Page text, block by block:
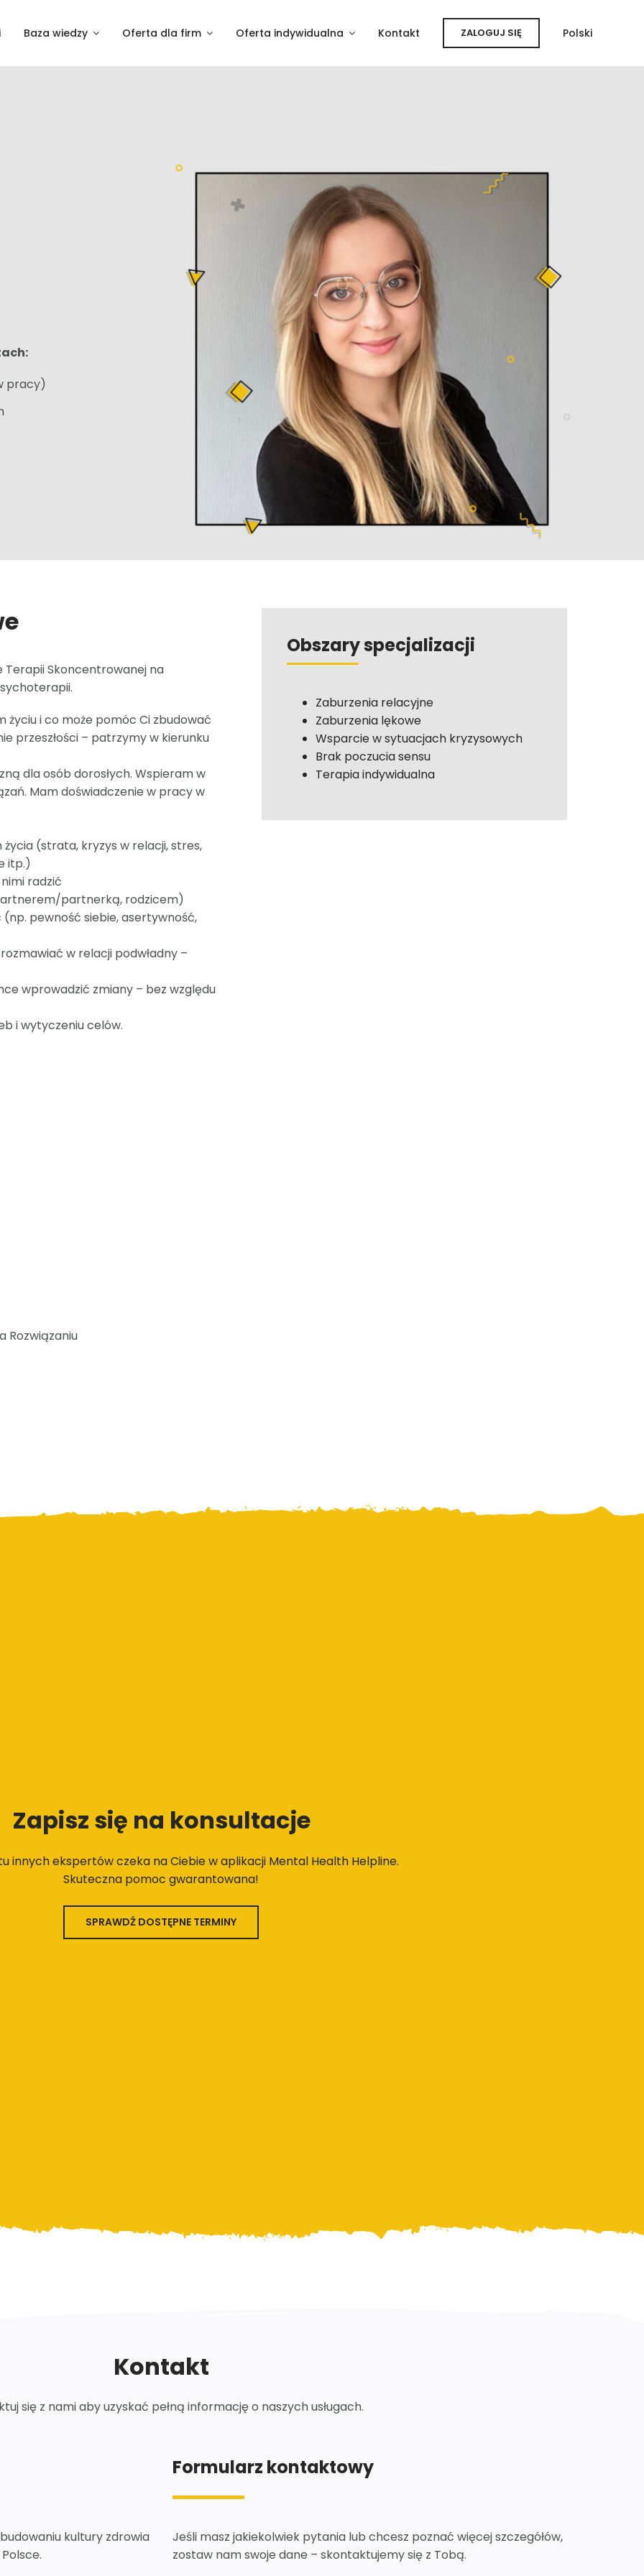
Baza wiedzy Oferta dla firm Oferta indywidualna Kontakt ZALOGUJ SIĘ Polski
pracy)
Skoncentrowanej na
życiu i co może pomóc Ci zbudować
przeszłości – patrzymy w kierunku
dla osób dorosłych. Wspieram w
Mam doświadczenie w pracy w
(strata, kryzys w relacji, stres,
itp.)
radzić
partnerką, rodzicem)
pewność siebie, asertywność,
w relacji podwładny –
wprowadzić zmiany – bez względu
i wytyczeniu celów.
Obszary specjalizacji
Zaburzenia relacyjne
Zaburzenia lękowe
Wsparcie w sytuacjach kryzysowych
Brak poczucia sensu
Terapia indywidualna
Rozwiązaniu
Zapisz się na konsultacje
innych ekspertów czeka na Ciebie w aplikacji Mental Health Helpline.
Skuteczna pomoc gwarantowana!
SPRAWDŹ DOSTĘPNE TERMINY
Kontakt
się z nami aby uzyskać pełną informację o naszych usługach.
kultury zdrowia
Formularz kontaktowy
Jeśli masz jakiekolwiek pytania lub chcesz poznać więcej szczegółów,
zostaw nam swoje dane – skontaktujemy się z Tobą.